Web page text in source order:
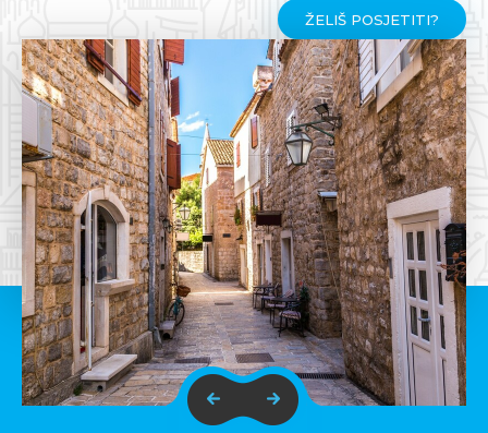
ŽELIŠ POSJETITI?